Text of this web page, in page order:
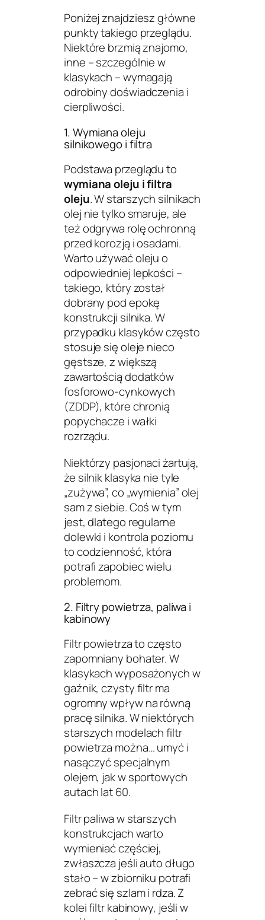
Poniżej znajdziesz główne
punkty takiego przeglądu.
Niektóre brzmią znajomo,
inne – szczególnie w
klasykach – wymagają
odrobiny doświadczenia i
cierpliwości.
1. Wymiana oleju
silnikowego i filtra
Podstawa przeglądu to
wymiana oleju i filtra
oleju. W starszych silnikach
olej nie tylko smaruje, ale
też odgrywa rolę ochronną
przed korozją i osadami.
Warto używać oleju o
odpowiedniej lepkości –
takiego, który został
dobrany pod epokę
konstrukcji silnika. W
przypadku klasyków często
stosuje się oleje nieco
gęstsze, z większą
zawartością dodatków
fosforowo-cynkowych
(ZDDP), które chronią
popychacze i wałki
rozrządu.
Niektórzy pasjonaci żartują,
że silnik klasyka nie tyle
„zużywa”, co „wymienia” olej
sam z siebie. Coś w tym
jest, dlatego regularne
dolewki i kontrola poziomu
to codzienność, która
potrafi zapobiec wielu
problemom.
2. Filtry powietrza, paliwa i
kabinowy
Filtr powietrza to często
zapomniany bohater. W
klasykach wyposażonych w
gaźnik, czysty filtr ma
ogromny wpływ na równą
pracę silnika. W niektórych
starszych modelach filtr
powietrza można… umyć i
nasączyć specjalnym
olejem, jak w sportowych
autach lat 60.
Filtr paliwa w starszych
konstrukcjach warto
wymieniać częściej,
zwłaszcza jeśli auto długo
stało – w zbiorniku potrafi
zebrać się szlam i rdza. Z
kolei filtr kabinowy, jeśli w